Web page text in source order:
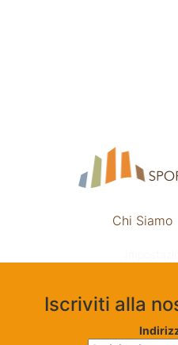
Chi Siamo
Iscriviti alla